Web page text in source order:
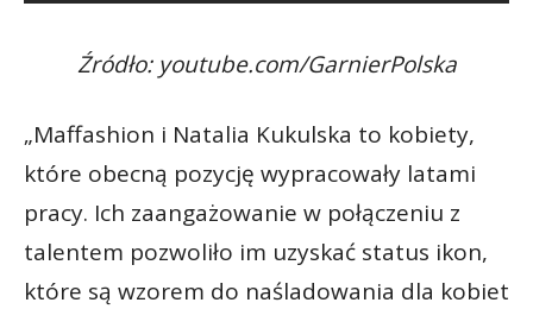
Źródło: youtube.com/GarnierPolska
„Maffashion i Natalia Kukulska to kobiety,
które obecną pozycję wypracowały latami
pracy. Ich zaangażowanie w połączeniu z
talentem pozwoliło im uzyskać status ikon,
które są wzorem do naśladowania dla kobiet